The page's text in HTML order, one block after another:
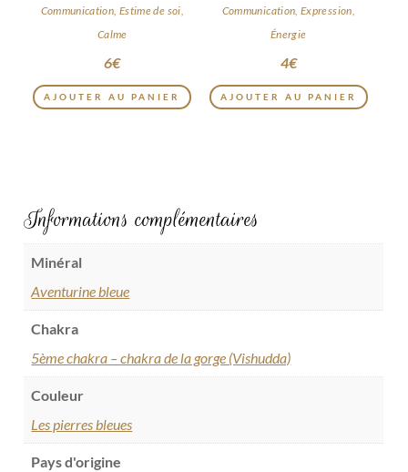
Communication, Estime de soi,
Calme
6€
AJOUTER AU PANIER
Communication, Expression,
Énergie
4€
AJOUTER AU PANIER
Informations complémentaires
Minéral
Aventurine bleue
Chakra
5ème chakra – chakra de la gorge (Vishudda)
Couleur
Les pierres bleues
Pays d'origine